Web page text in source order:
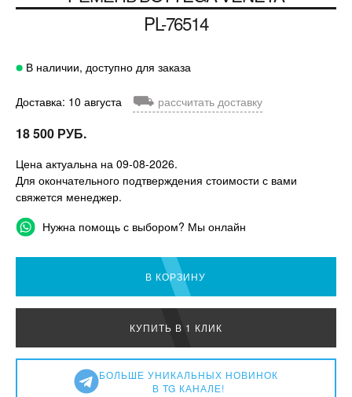
PL-76514
В наличии, доступно для заказа
Доставка: 10 августа ⛟ рассчитать доставку
18 500 РУБ.
Цена актуальна на 09-08-2026.
Для окончательного подтверждения стоимости с вами
свяжется менеджер.
Нужна помощь с выбором? Мы онлайн
В КОРЗИНУ
КУПИТЬ В 1 КЛИК
БОЛЬШЕ УНИКАЛЬНЫХ НОВИНОК
В TG КАНАЛЕ!